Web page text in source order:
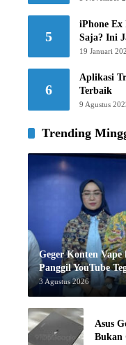
5
iPhone
Saja? Ini
19 Januari
6
Aplikasi
Terbaik
9 Agustus
Trending
Geger Konten
Panggil YouTube
3 Agustus 2026
Asus
Bukan